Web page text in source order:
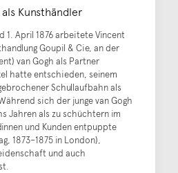
Kunsthändler
1. April 1876 arbeitete Vincent
Goupil & Cie, an der
van Gogh als Partner
hatte entschieden, seinem
Schullaufbahn als
sich der junge van Gogh
Jahren als zu schüchtern im
und Kunden entpuppte
1873–1875 in London),
und auch